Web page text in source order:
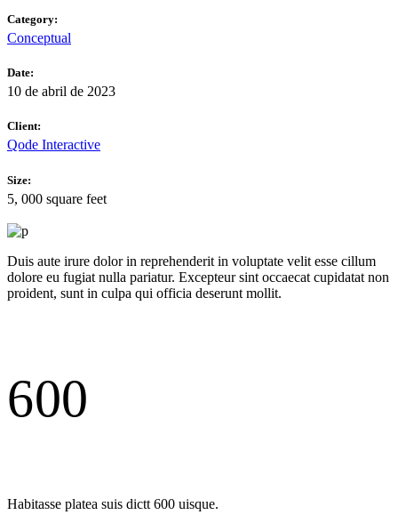
Category:
Conceptual
Date:
10 de abril de 2023
Client:
Qode Interactive
Size:
5, 000 square feet
Duis aute irure dolor in reprehenderit in voluptate velit esse cillum
dolore eu fugiat nulla pariatur. Excepteur sint occaecat cupidatat non
proident, sunt in culpa qui officia deserunt mollit.
600
Habitasse platea suis dictt 600 uisque.